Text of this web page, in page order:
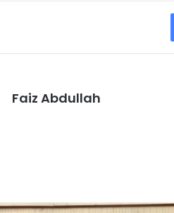
Faiz Abdullah